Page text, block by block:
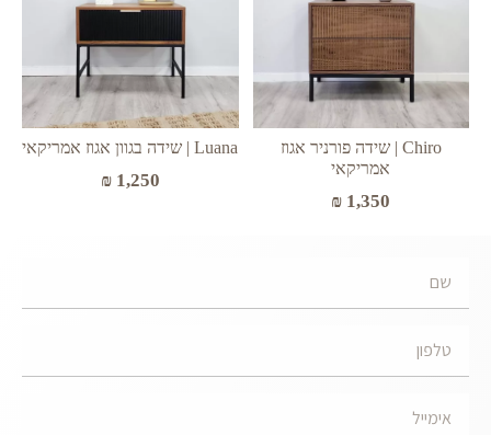
Chiro | שידה פורניר אגוז
אמריקאי
₪ 1,350
Luana | שידה בגוון אגוז אמריקאי
₪1,250